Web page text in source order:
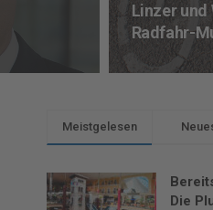
Linzer und
Radfahr-
Meistgelesen
Die